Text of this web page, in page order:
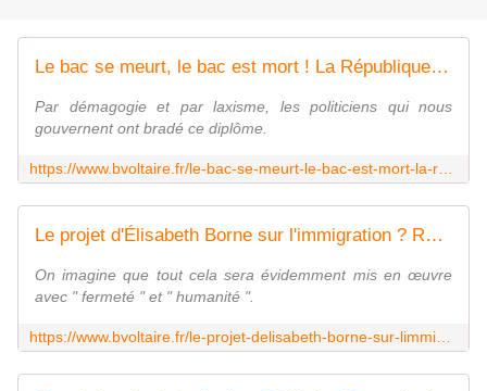
Le bac se meurt, le bac est mort ! La République aussi ! - Boulevard Voltaire
Par démagogie et par laxisme, les politiciens qui nous
gouvernent ont bradé ce diplôme.
Le projet d'Élisabeth Borne sur l'immigration ? Régulariser des clandestins ! - Boulevard Voltaire
On imagine que tout cela sera évidemment mis en œuvre
avec " fermeté " et " humanité ".